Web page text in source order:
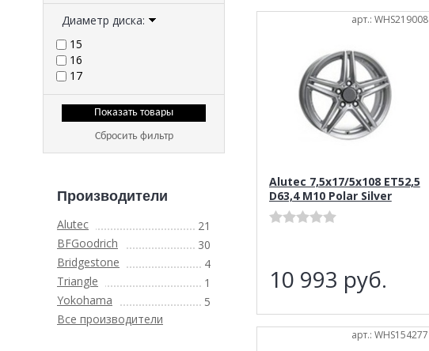
Диаметр диска:
15
16
17
Сбросить фильтр
Производители
Alutec
21
BFGoodrich
30
Bridgestone
4
Triangle
1
Yokohama
5
Все производители
арт.: WHS219008
Alutec 7,5x17/5x108 ET52,5
D63,4 M10 Polar Silver
10 993 руб.
арт.: WHS154277